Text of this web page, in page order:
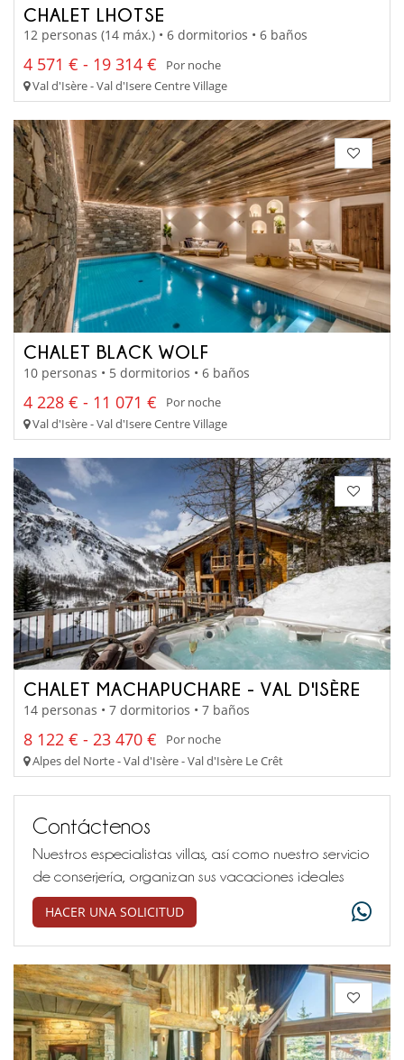
CHALET LHOTSE
12 personas (14 máx.) • 6 dormitorios • 6 baños
4 571 € - 19 314 €
Por noche
Val d'Isère - Val d'Isere Centre Village
CHALET BLACK WOLF
10 personas • 5 dormitorios • 6 baños
4 228 € - 11 071 €
Por noche
Val d'Isère - Val d'Isere Centre Village
CHALET MACHAPUCHARE - VAL D'ISÈRE
14 personas • 7 dormitorios • 7 baños
8 122 € - 23 470 €
Por noche
Alpes del Norte - Val d'Isère - Val d'Isère Le Crêt
Contáctenos
Nuestros especialistas villas, así como nuestro servicio
de conserjería, organizan sus vacaciones ideales
HACER UNA SOLICITUD